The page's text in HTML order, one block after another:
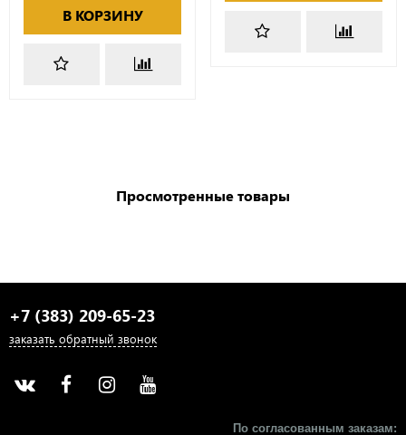
В КОРЗИНУ
Просмотренные товары
+7 (383) 209-65-23
заказать обратный звонок
По согласованным заказам: